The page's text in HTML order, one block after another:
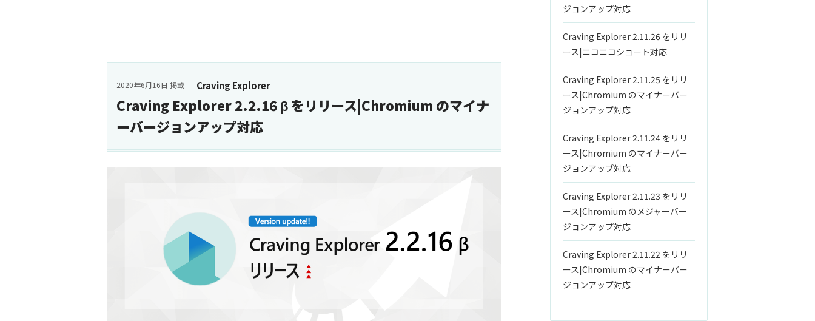
Craving Explorer
2020年6月16日 掲載
Craving Explorer 2.2.16 β をリリース|Chromium のマイナ
ーバージョンアップ対応
ジョンアップ対応
Craving Explorer 2.11.26 をリリ
ース|ニコニコショート対応
Craving Explorer 2.11.25 をリリ
ース|Chromium のマイナーバー
ジョンアップ対応
Craving Explorer 2.11.24 をリリ
ース|Chromium のマイナーバー
ジョンアップ対応
Craving Explorer 2.11.23 をリリ
ース|Chromium のメジャーバー
ジョンアップ対応
Craving Explorer 2.11.22 をリリ
ース|Chromium のマイナーバー
ジョンアップ対応